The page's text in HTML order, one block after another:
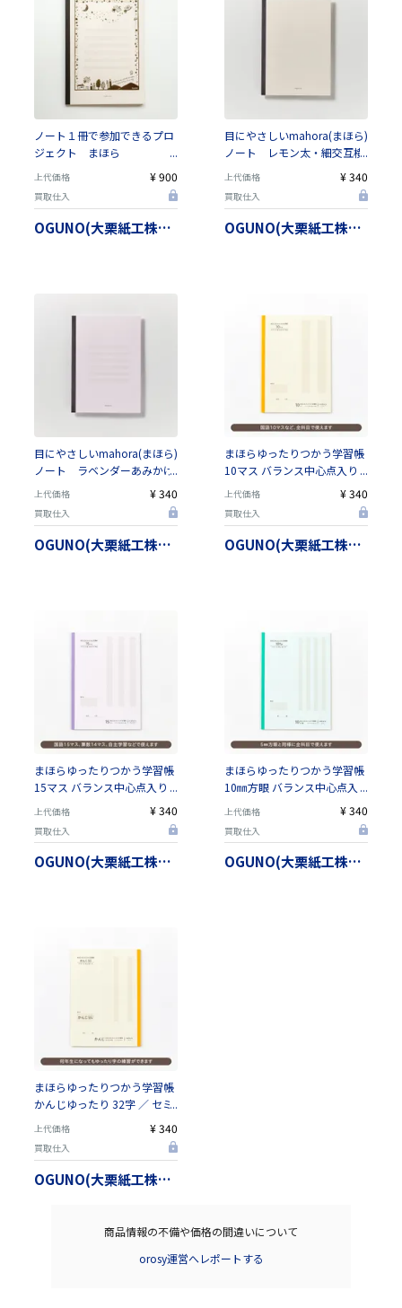
ノート１冊で参加できるプロ
ジェクト まほら
まほらのよる【日本製】
上代価格 ¥ 900
買取仕入
OGUNO(大栗紙工株式会社）
目にやさしいmahora(まほら)
ノート レモン太・細交互横
ます）【日本製】
上代価格 ¥ 340
買取仕入
OGUNO(大栗紙工株式会社）
目にやさしいmahora(まほら)
ノート ラベンダーあみかけ
横罫（サイズは４種類から選
上代価格 ¥ 340
買取仕入
OGUNO(大栗紙工株式会社）
まほらゆったりつかう学習帳
10マス バランス中心点入り
／ セミB5 ／ 21㎜（色は3種
類から選べます）【日本製】
上代価格 ¥ 340
買取仕入
OGUNO(大栗紙工株式会社）
まほらゆったりつかう学習帳
15マス バランス中心点入り
／ セミB5 ／ 15㎜（色は3種
類から選べます）【日本製】
上代価格 ¥ 340
買取仕入
OGUNO(大栗紙工株式会社）
まほらゆったりつかう学習帳
10㎜方眼 バランス中心点入
り ／ セミB5（色は3種類から
選べます）【日本製】
上代価格 ¥ 340
買取仕入
OGUNO(大栗紙工株式会社）
まほらゆったりつかう学習帳
かんじゆったり 32字 ／ セミ
す）【日本製】
上代価格 ¥ 340
買取仕入
OGUNO(大栗紙工株式会社）
商品情報の不備や価格の間違いについて
orosy運営へレポートする